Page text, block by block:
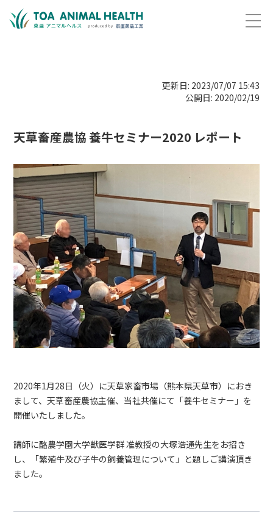
更新日: 2023/07/07 15:43
公開日: 2020/02/19
天草畜産農協 養牛セミナー2020 レポート
2020年1月28日（火）に天草家畜市場（熊本県天草市）におき
まして、天草畜産農協主催、当社共催にて「養牛セミナー」を
開催いたしました。
講師に酪農学園大学獣医学群 准教授の大塚浩通先生をお招き
し、「繁殖牛及び子牛の飼養管理について」と題しご講演頂き
ました。